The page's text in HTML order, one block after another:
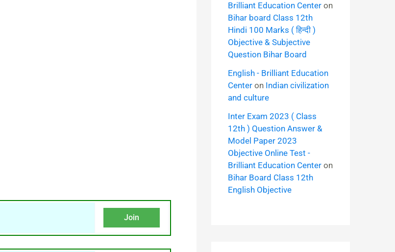
Join
Brilliant Education Centeron
Bihar board Class 12th
Hindi 100 Marks ( हिन्दी )
Objective & Subjective
Question Bihar Board
English - Brilliant Education
Centeron Indian civilization
and culture
Inter Exam 2023 ( Class
12th ) Question Answer &
Model Paper 2023
Objective Online Test -
Brilliant Education Centeron
Bihar Board Class 12th
English Objective